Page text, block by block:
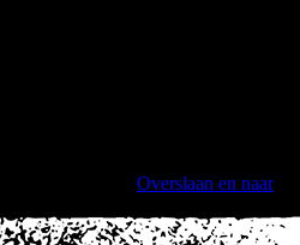
Overslaan en naar